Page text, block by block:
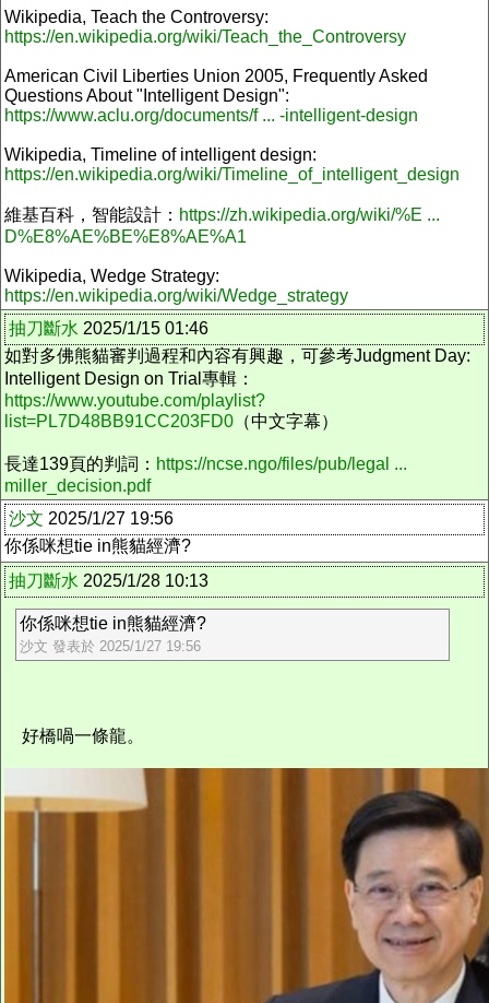
Wikipedia, Teach the Controversy:
https://en.wikipedia.org/wiki/Teach_the_Controversy
American Civil Liberties Union 2005, Frequently Asked
Questions About "Intelligent Design":
https://www.aclu.org/documents/f ... -intelligent-design
Wikipedia, Timeline of intelligent design:
https://en.wikipedia.org/wiki/Timeline_of_intelligent_design
維基百科，智能設計： https://zh.wikipedia.org/wiki/%E ...
D%E8%AE%BE%E8%AE%A1
Wikipedia, Wedge Strategy:
https://en.wikipedia.org/wiki/Wedge_strategy
抽刀斷水 2025/1/15 01:46
如對多佛熊貓審判過程和內容有興趣，可參考Judgment Day:
Intelligent Design on Trial專輯：
https://www.youtube.com/playlist?
list=PL7D48BB91CC203FD0 （中文字幕）
長達139頁的判詞： https://ncse.ngo/files/pub/legal ...
miller_decision.pdf
沙文 2025/1/27 19:56
你係咪想tie in熊貓經濟?
抽刀斷水 2025/1/28 10:13
你係咪想tie in熊貓經濟?
沙文 發表於 2025/1/27 19:56
好橋喎一條龍。